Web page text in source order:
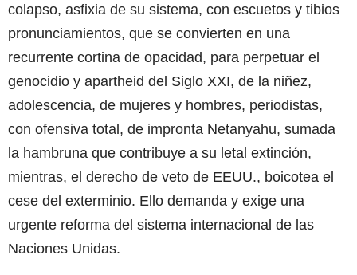
colapso, asfixia de su sistema, con escuetos y tibios
pronunciamientos, que se convierten en una
recurrente cortina de opacidad, para perpetuar el
genocidio y apartheid del Siglo XXI, de la niñez,
adolescencia, de mujeres y hombres, periodistas,
con ofensiva total, de impronta Netanyahu, sumada
la hambruna que contribuye a su letal extinción,
mientras, el derecho de veto de EEUU., boicotea el
cese del exterminio. Ello demanda y exige una
urgente reforma del sistema internacional de las
Naciones Unidas.